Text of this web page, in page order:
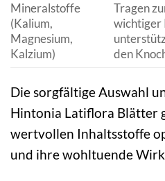
Mineralstoffe
(Kalium,
Magnesium,
Kalzium)
Tragen
wichtiger
den
Die sorgfältige Auswahl
Hintonia Latiflora Blätter
wertvollen Inhaltsstoffe
und ihre wohltuende